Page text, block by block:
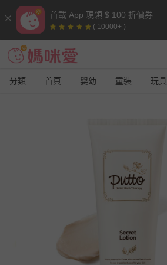
首載 App 現領 $ 100 折價券
( 10000+ )
分類 首頁 嬰幼 童裝 玩具